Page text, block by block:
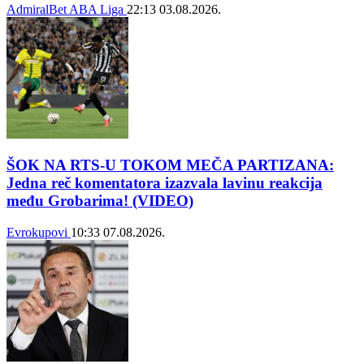
AdmiralBet ABA Liga 22:13 03.08.2026.
ŠOK NA RTS-U TOKOM MEČA PARTIZANA:
Jedna reč komentatora izazvala lavinu reakcija
među Grobarima! (VIDEO)
Evrokupovi 10:33 07.08.2026.